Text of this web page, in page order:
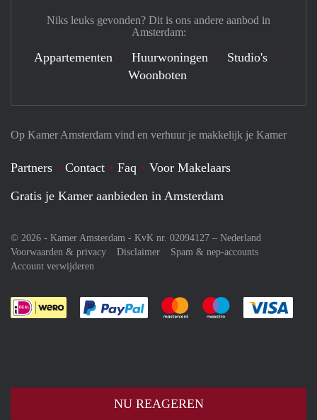
NU REAGEREN
Op Kamer Amsterdam vind en verhuur je makkelijk je Kamer
Partners Contact Faq
Voor Makelaars
Gratis je Kamer aanbieden in Amsterdam
© 2026 - Kamer Amsterdam - KvK nr. 02094127 – Nederland
Voorwaarden & privacy
Disclaimer
Spam & nep-accounts
Account verwijderen
Je rekent gemakkelijk af met Paypal
Je rekent gemakkelijk af met
Je rekent
Niks leuks gevonden? Dit is ons andere aanbod in
Amsterdam:
Appartementen Huurwoningen
Studio's
Woonboten